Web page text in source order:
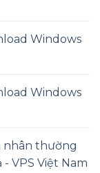
Windows
Windows
nhân thường
VPS Việt Nam